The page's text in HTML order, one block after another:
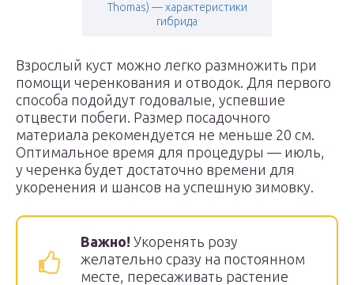
Thomas) — характеристики
гибрида
Взрослый куст можно легко размножить при
помощи черенкования и отводок. Для первого
способа подойдут годовалые, успевшие
отцвести побеги. Размер посадочного
материала рекомендуется не меньше 20 см.
Оптимальное время для процедуры — июль,
у черенка будет достаточно времени для
укоренения и шансов на успешную зимовку.
Важно! Укоренять розу
желательно сразу на постоянном
месте, пересаживать растение